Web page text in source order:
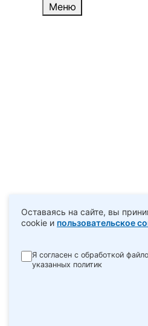
Оставаясь на сайте, вы
cookie и пользовательское
Я согласен с обработкой
указанных политик
Меню